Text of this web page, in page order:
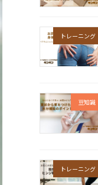
トレーニング
豆知識
トレーニング